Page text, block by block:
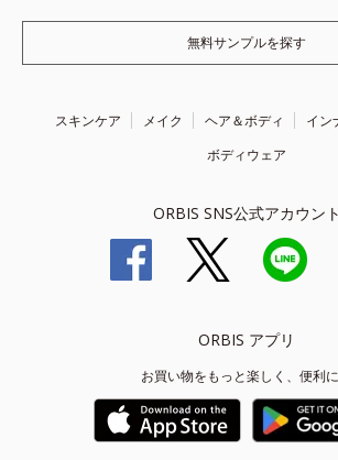
無料サンプルを探す
スキンケア メイク ヘア＆ボディ
イン
ボディウェア
ORBIS SNS公式アカウント
ORBIS アプリ
お買い物をもっと楽しく、便利に